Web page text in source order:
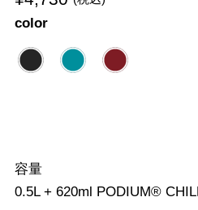
color
容量
0.5L + 620ml PODIUM®